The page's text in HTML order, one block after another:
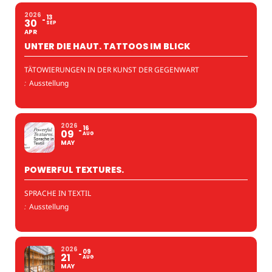
2026
30
APR
13
SEP
UNTER DIE HAUT. TATTOOS IM BLICK
TÄTOWIERUNGEN IN DER KUNST DER GEGENWART
: Ausstellung
2026
09
MAY
16
AUG
POWERFUL TEXTURES.
SPRACHE IN TEXTIL
: Ausstellung
2026
21
MAY
09
AUG